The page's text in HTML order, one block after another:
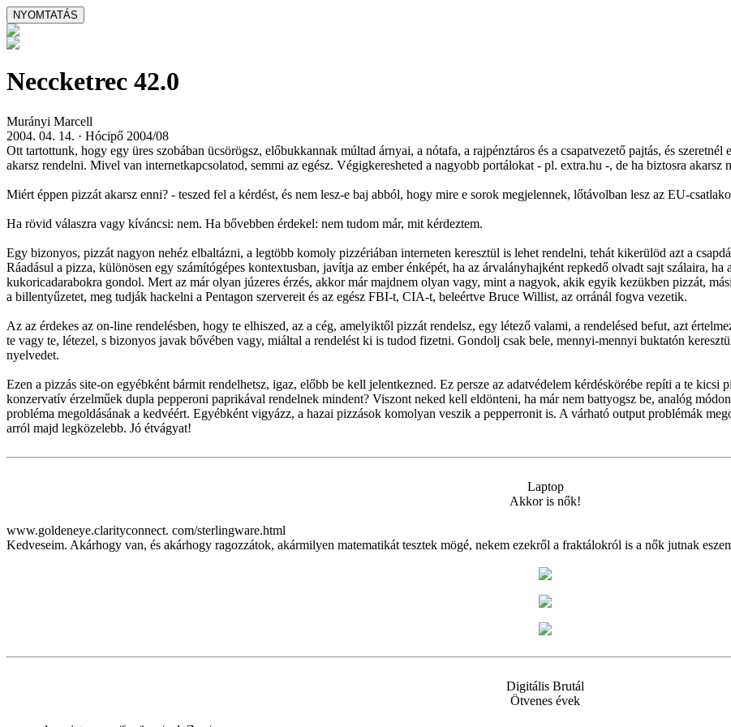
Neccketrec 42.0
Murányi Marcell
2004. 04. 14. · Hócipő 2004/08
Ott tartottunk, hogy egy üres szobában ücsörögsz, előbukkannak múltad árnyai, a nótafa, a rajpénztáros és a csapatvezető pajtás, és
akarsz rendelni. Mivel van internetkapcsolatod, semmi az egész. Végigkeresheted a nagyobb portálokat - pl. extra.hu -, de ha biztosra
Miért éppen pizzát akarsz enni? - teszed fel a kérdést, és nem lesz-e baj abból, hogy mire e sorok megjelennek, lőtávolban lesz az EU-
Ha rövid válaszra vagy kíváncsi: nem. Ha bővebben érdekel: nem tudom már, mit kérdeztem.
Egy bizonyos, pizzát nagyon nehéz elbaltázni, a legtöbb komoly pizzériában interneten keresztül is lehet rendelni, tehát kikerülöd azt a
Ráadásul a pizza, különösen egy számítógépes kontextusban, javítja az ember énképét, ha az árvalányhajként repkedő olvadt sajt szálaira,
kukoricadarabokra gondol. Mert az már olyan júzeres érzés, akkor már majdnem olyan vagy, mint a nagyok, akik egyik kezükben pizzát,
a billentyűzetet, meg tudják hackelni a Pentagon szervereit és az egész FBI-t, CIA-t, beleértve Bruce Willist, az orránál fogva vezetik.
Az az érdekes az on-line rendelésben, hogy te elhiszed, az a cég, amelyiktől pizzát rendelsz, egy létező valami, a rendelésed befut, azt
te vagy te, létezel, s bizonyos javak bővében vagy, miáltal a rendelést ki is tudod fizetni. Gondolj csak bele, mennyi-mennyi buktatón
nyelvedet.
Ezen a pizzás site-on egyébként bármit rendelhetsz, igaz, előbb be kell jelentkezned. Ez persze az adatvédelem kérdéskörébe repíti a te kicsi
konzervatív érzelműek dupla pepperoni paprikával rendelnek mindent? Viszont neked kell eldönteni, ha már nem battyogsz be, analóg
probléma megoldásának a kedvéért. Egyébként vigyázz, a hazai pizzások komolyan veszik a pepperronit is. A várható output problémák
arról majd legközelebb. Jó étvágyat!
Laptop
Akkor is nők!
www.goldeneye.clarityconnect. com/sterlingware.html
Kedveseim. Akárhogy van, és akárhogy ragozzátok, akármilyen matematikát tesztek mögé, nekem ezekről a fraktálokról is a nők jutnak
Digitális Brutál
Ötvenes évek